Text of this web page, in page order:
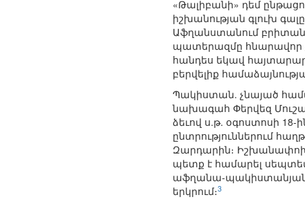
«Թալիբանի» դեմ
իշխանության գլուխ
Աֆղանստանում
պատերազմը հնարավոր
հանդես եկավ
բերվելիք
Պակիստան. չնայած
նախագահ Փերվեզ
ձեւով ս.թ. օգոստոսի
ընտրություններում
Զարդարին։
պետք է համարել
աֆղանա-պակիստանյան
երկրում։3